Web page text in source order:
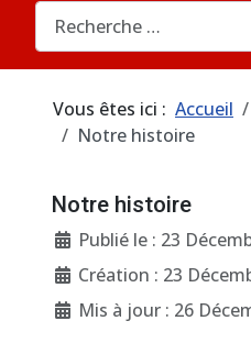
Rechercher
Vous êtes ici : Accueil
Notre histoire
Notre histoire
DétailsPublié le : 23
Création : 23
Mis à jour : 26